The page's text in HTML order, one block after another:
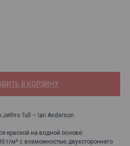
В КОРЗИНУ
Tull – Ian Anderson.
краской на водной основе:
г/м² с возможностью двухстороннего